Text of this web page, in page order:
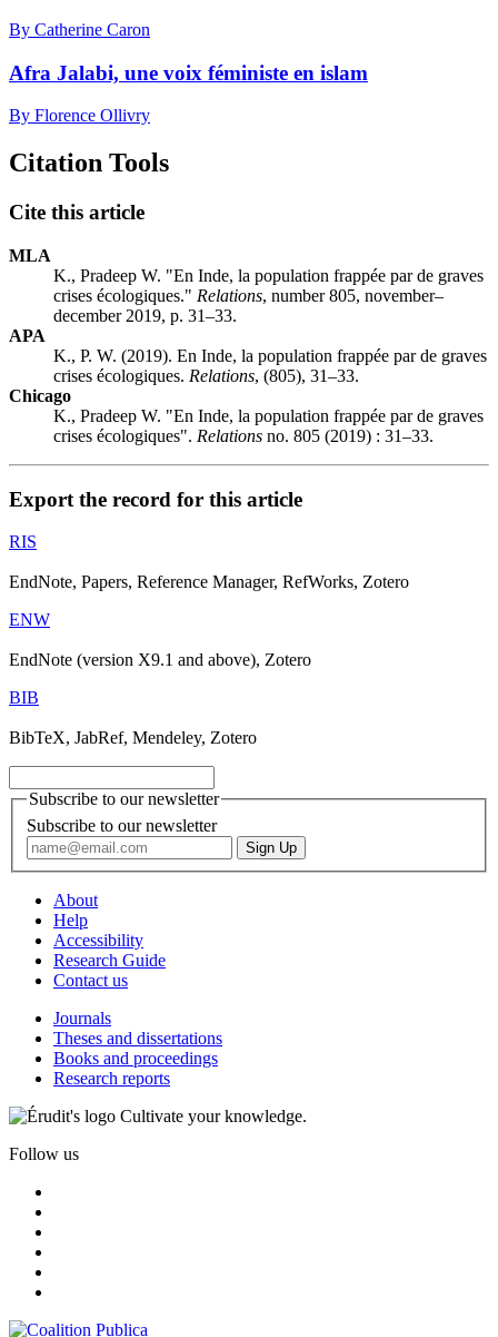
By Catherine Caron
Afra Jalabi, une voix féministe en islam
By Florence Ollivry
Citation Tools
Cite this article
MLA
K., Pradeep W. "En Inde, la population frappée par de graves
crises écologiques." Relations, number 805, november–
december 2019, p. 31–33.
APA
K., P. W. (2019). En Inde, la population frappée par de graves
crises écologiques. Relations, (805), 31–33.
Chicago
K., Pradeep W. "En Inde, la population frappée par de graves
crises écologiques". Relations no. 805 (2019) : 31–33.
Export the record for this article
RIS
EndNote, Papers, Reference Manager, RefWorks, Zotero
ENW
EndNote (version X9.1 and above), Zotero
BIB
BibTeX, JabRef, Mendeley, Zotero
Subscribe to our newsletter
Subscribe to our newsletter
About
Help
Accessibility
Research Guide
Contact us
Journals
Theses and dissertations
Books and proceedings
Research reports
Cultivate your knowledge.
Follow us